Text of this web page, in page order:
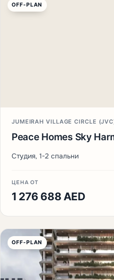
OFF-PLAN
JUMEIRAH VILLAGE CIRCLE
Peace Homes Sky
Студия, 1-2 спальни
ЦЕНА ОТ
1 276 688 AED
OFF-PLAN